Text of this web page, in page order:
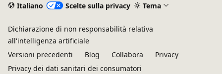
Italiano Scelte sulla privacy Tema
Dichiarazione di non responsabilità relativa
all'intelligenza artificiale
Versioni precedenti
Blog Collabora
Privacy
Privacy dei dati sanitari dei consumatori